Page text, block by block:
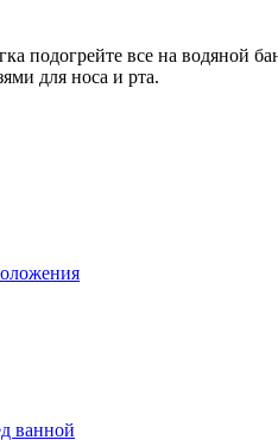
подогрейте все на водяной
для носа и рта.
ванной